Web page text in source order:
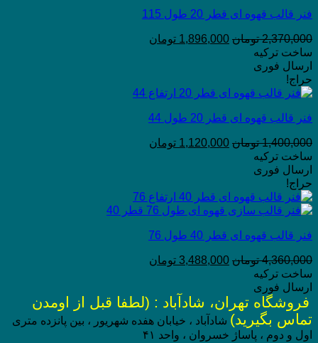
فنر قالب قهوه ای قطر 20 طول 115
2,370,000 تومان 1,896,000 تومان
ساخت ترکیه
ارسال فوری
حراج!
فنر قالب قهوه ای قطر 20 طول 44
1,400,000 تومان 1,120,000 تومان
ساخت ترکیه
ارسال فوری
حراج!
فنر قالب قهوه ای قطر 40 طول 76
4,360,000 تومان 3,488,000 تومان
ساخت ترکیه
ارسال فوری
فروشگاه تهران، شادآباد : (لطفا قبل از اومدن
تماس بگیرید) شادآباد ، خیابان هفده شهریور ، بین پانزده متری
اول و دوم ، پاساژ خسروان ، واحد ۴۱